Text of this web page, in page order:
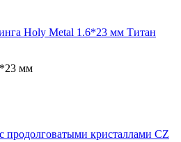
Holy Metal 1.6*23 мм Титан
мм